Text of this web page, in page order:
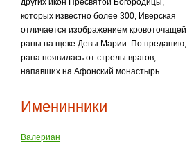
других икон Пресвятой Богородицы,
которых известно более 300, Иверская
отличается изображением кровоточащей
раны на щеке Девы Марии. По преданию,
рана появилась от стрелы врагов,
напавших на Афонский монастырь.
Именинники
Валериан